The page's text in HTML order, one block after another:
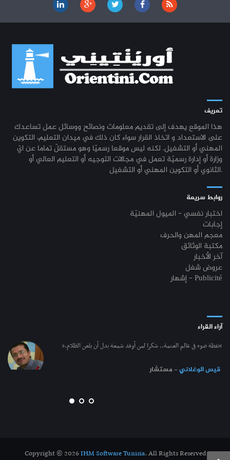
تعريف
هذا الموقع يهدف إلى تقديم معلومات ونصائح ووسائل عمل تساعدك
على الاستعداد و اتخاذ القرار سواء كان ذلك في ميدان التعليم، التكوين
المهني أو التشغيل. لكنه ليس موقعا رسميّا وهو مستقلّ تماما عن ايّ
وزارة أو إدارة رسميّة تعمل في مجالات التوجيه أو التعليم العالي أو
الثانوي أو التكوين المهني أو التشغيل.
روابط سريعة
اختبار نفسي - الميول المهنيّة
إجابات
معجم المهن والحرف
مكتبة الوثائق
آخر الأخبار
عروض شغل
إشهار - Publicité
آراء القراء
“نقطة ضوء في عالم العتمة.. شكرا لمن أوقد شمعة بدل أن يلعن الظلام.”
قيس الوغلاني- مستشار
Copyright © 2026IHM Software Tunisia. All Rights Reserved